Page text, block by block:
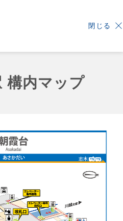
閉じる
構内マップ